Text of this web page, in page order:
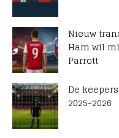
Nieuw
Ham wil
Parrott
De
2025-2026